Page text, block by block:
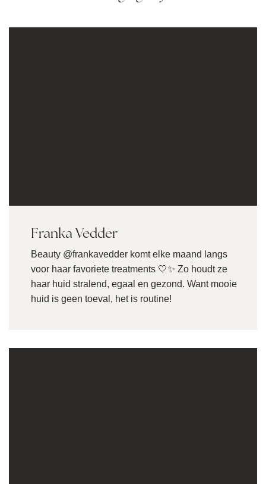
Franka Vedder
Beauty @frankavedder komt elke maand langs
voor haar favoriete treatments 🤍✨ Zo houdt ze
haar huid stralend, egaal en gezond. Want mooie
huid is geen toeval, het is routine!